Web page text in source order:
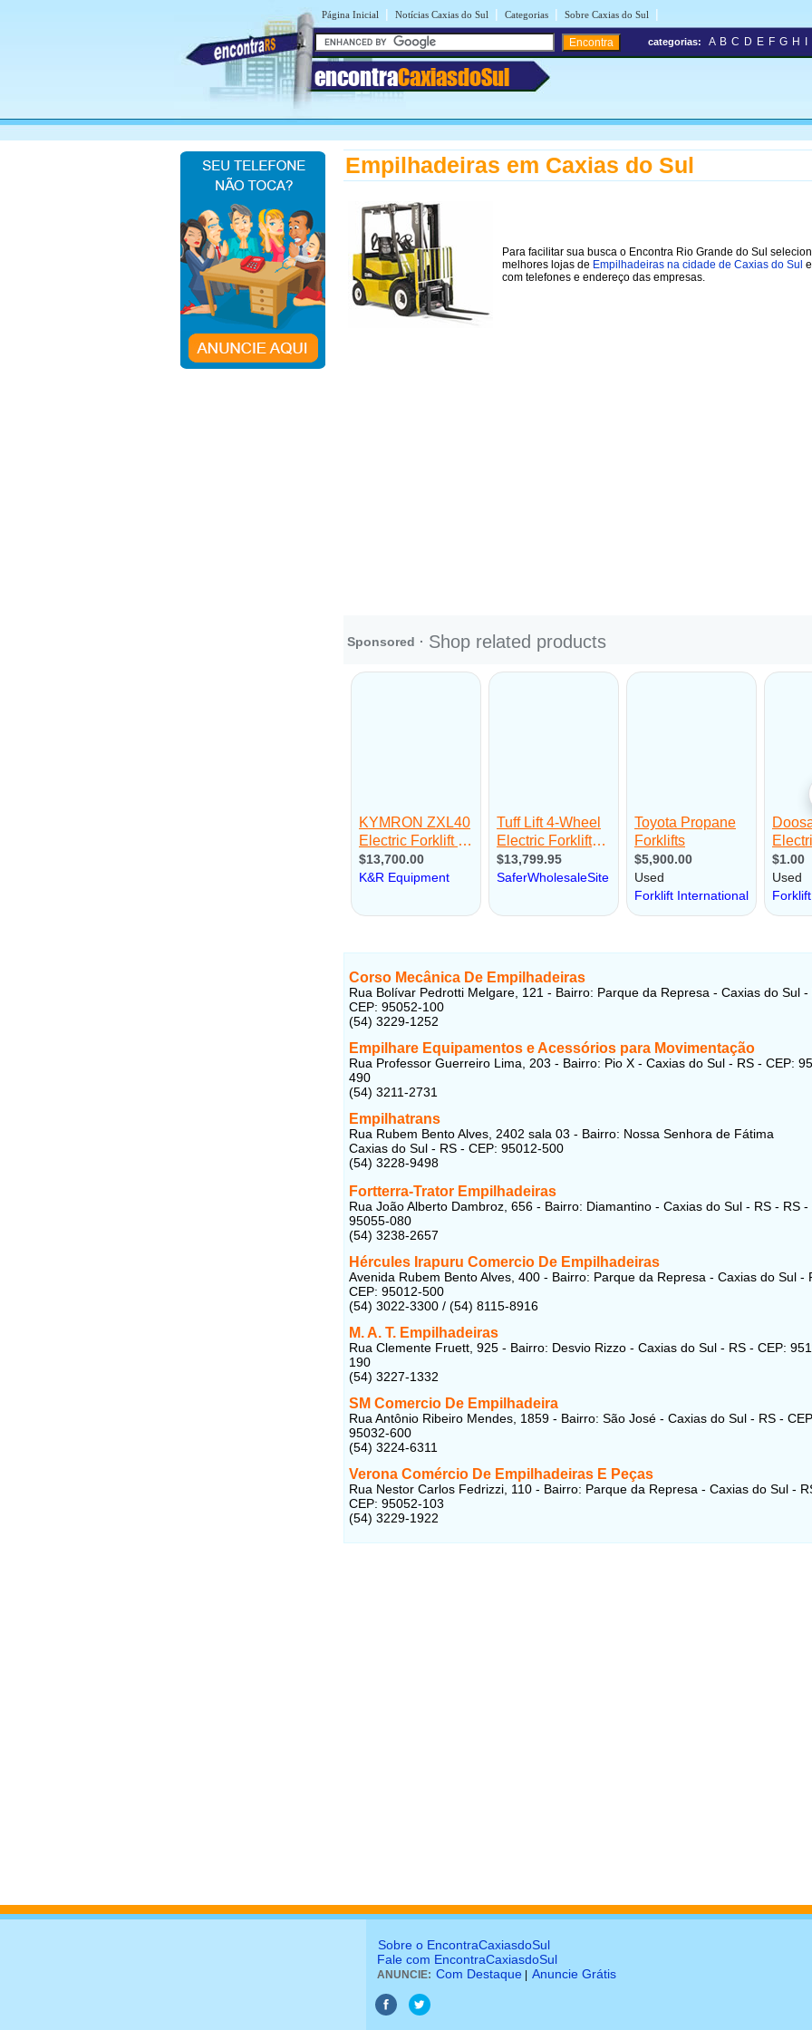
Página Inicial | Notícias Caxias do Sul | Categorias | Sobre Caxias do Sul |
encontraCaxiasdoSul
categorias: A B C D E F G H
Empilhadeiras em Caxias do Sul
Para facilitar sua busca o Encontra Rio Grande do Sul
melhores lojas de Empilhadeiras na cidade de Caxias do Sul
com telefones e endereço das empresas.
Corso Mecânica De Empilhadeiras
Rua Bolívar Pedrotti Melgare, 121 - Bairro: Parque da Represa - Caxias do Sul -
CEP: 95052-100
(54) 3229-1252
Empilhare Equipamentos e Acessórios para Movimentação
Rua Professor Guerreiro Lima, 203 - Bairro: Pio X - Caxias do Sul - RS - CEP:
490
(54) 3211-2731
Empilhatrans
Rua Rubem Bento Alves, 2402 sala 03 - Bairro: Nossa Senhora de Fátima
Caxias do Sul - RS - CEP: 95012-500
(54) 3228-9498
Fortterra-Trator Empilhadeiras
Rua João Alberto Dambroz, 656 - Bairro: Diamantino - Caxias do Sul - RS - RS -
95055-080
(54) 3238-2657
Hércules Irapuru Comercio De Empilhadeiras
Avenida Rubem Bento Alves, 400 - Bairro: Parque da Represa - Caxias do Sul -
CEP: 95012-500
(54) 3022-3300 / (54) 8115-8916
M. A. T. Empilhadeiras
Rua Clemente Fruett, 925 - Bairro: Desvio Rizzo - Caxias do Sul - RS - CEP:
190
(54) 3227-1332
SM Comercio De Empilhadeira
Rua Antônio Ribeiro Mendes, 1859 - Bairro: São José - Caxias do Sul - RS -
95032-600
(54) 3224-6311
Verona Comércio De Empilhadeiras E Peças
Rua Nestor Carlos Fedrizzi, 110 - Bairro: Parque da Represa - Caxias do Sul -
CEP: 95052-103
(54) 3229-1922
Sobre o EncontraCaxiasdoSul
Fale com EncontraCaxiasdoSul
ANUNCIE: Com Destaque Anuncie Grátis